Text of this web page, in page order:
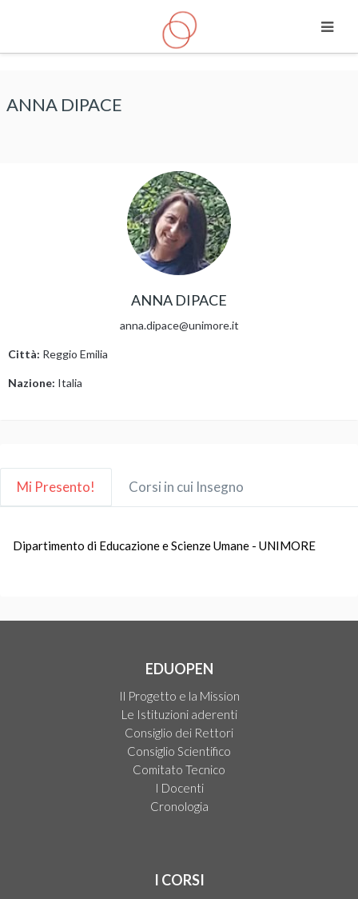
ANNA DIPACE
ANNA DIPACE
anna.dipace@unimore.it
Città: Reggio Emilia
Nazione: Italia
Mi Presento! Corsi in cui Insegno
Dipartimento di Educazione e Scienze Umane - UNIMORE
EDUOPEN
Il Progetto e la Mission
Le Istituzioni aderenti
Consiglio dei Rettori
Consiglio Scientifico
Comitato Tecnico
I Docenti
Cronologia
I CORSI